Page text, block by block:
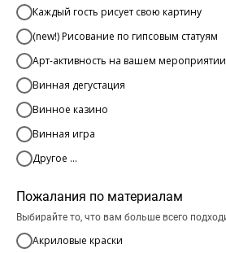
Каждый гость рисует свою картину
(new!) Рисование по гипсовым статуям
Арт-активность на вашем мероприятии
Винная дегустация
Винное казино
Винная игра
Другое ...
Пожалания по материалам
Выбирайте то, что вам больше всего
Акриловые краски